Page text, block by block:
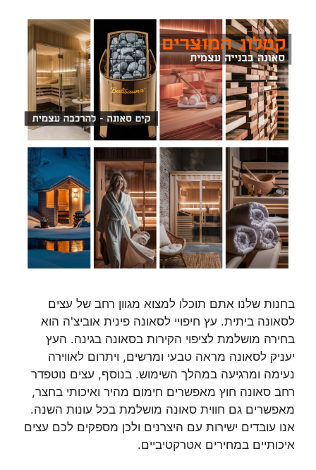
בחנות שלנו אתם תוכלו למצוא מגוון רחב של עצים
לסאונה ביתית. עץ חיפויי לסאונה פינית אוביצ'ה הוא
בחירה מושלמת לציפוי הקירות בסאונה בגינה. העץ
יעניק לסאונה מראה טבעי ומרשים, ויתרום לאווירה
נעימה ומרגיעה במהלך השימוש. בנוסף, עצים נוטפדר
רחב סאונה חוץ מאפשרים חימום מהיר ואיכותי בחצר,
מאפשרים גם חווית סאונה מושלמת בכל עונות השנה.
אנו עובדים ישירות עם היצרנים ולכן מספקים לכם עצים
איכותיים במחירים אטרקטיביים.